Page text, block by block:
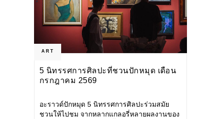
ART
5 นิทรรศการศิลปะที่ชวนปักหมุด เดือน
กรกฎาคม 2569
อะราวด์ปักหมุด 5 นิทรรศการศิลปะร่วมสมัย
ชวนให้ไปชม จากหลากแกลอรี่หลายผลงานของ